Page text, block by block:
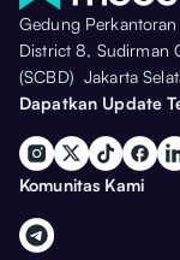
Gedung Perkantoran
District 8, Sudirman
(SCBD) Jakarta
Dapatkan Update
Komunitas Kami